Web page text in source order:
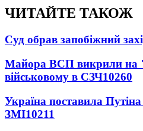
ЧИТАЙТЕ ТАКОЖ
Суд обрав запобіжний
Майора ВСП викрили на
військовому в СЗЧ10260
Україна поставила
ЗМІ10211